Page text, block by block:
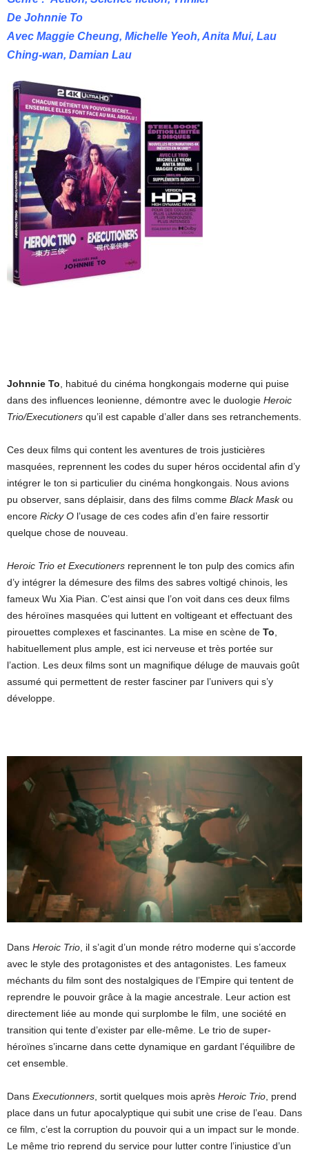
De Johnnie To
Avec Maggie Cheung, Michelle Yeoh, Anita Mui, Lau
Ching-wan, Damian Lau
Johnnie To , habitué du cinéma hongkongais moderne qui puise
dans des influences leonienne, démontre avec le duologie Heroic
Trio/Executioners qu’il est capable d’aller dans ses retranchements.
Ces deux films qui content les aventures de trois justicières
masquées, reprennent les codes du super héros occidental afin d’y
intégrer le ton si particulier du cinéma hongkongais. Nous avions
pu observer, sans déplaisir, dans des films comme Black Maskou
encore Ricky O l’usage de ces codes afin d’en faire ressortir
quelque chose de nouveau.
Heroic Trio et Executioners reprennent le ton pulp des comics afin
d’y intégrer la démesure des films des sabres voltigé chinois, les
fameux Wu Xia Pian. C’est ainsi que l’on voit dans ces deux films
des héroïnes masquées qui luttent en voltigeant et effectuant des
pirouettes complexes et fascinantes. La mise en scène de To
habituellement plus ample, est ici nerveuse et très portée sur
l’action. Les deux films sont un magnifique déluge de mauvais goût
assumé qui permettent de rester fasciner par l’univers qui s’y
développe.
Dans Heroic Trio , il s’agit d’un monde rétro moderne qui s’accorde
avec le style des protagonistes et des antagonistes. Les fameux
méchants du film sont des nostalgiques de l’Empire qui tentent de
reprendre le pouvoir grâce à la magie ancestrale. Leur action est
directement liée au monde qui surplombe le film, une société en
transition qui tente d’exister par elle-même. Le trio de super-
héroïnes s’incarne dans cette dynamique en gardant l’équilibre de
cet ensemble.
Dans Executionners , sortit quelques mois après Heroic Trio , prend
place dans un futur apocalyptique qui subit une crise de l’eau. Dans
ce film, c’est la corruption du pouvoir qui a un impact sur le monde.
Le même trio reprend du service pour lutter contre l’injustice d’un